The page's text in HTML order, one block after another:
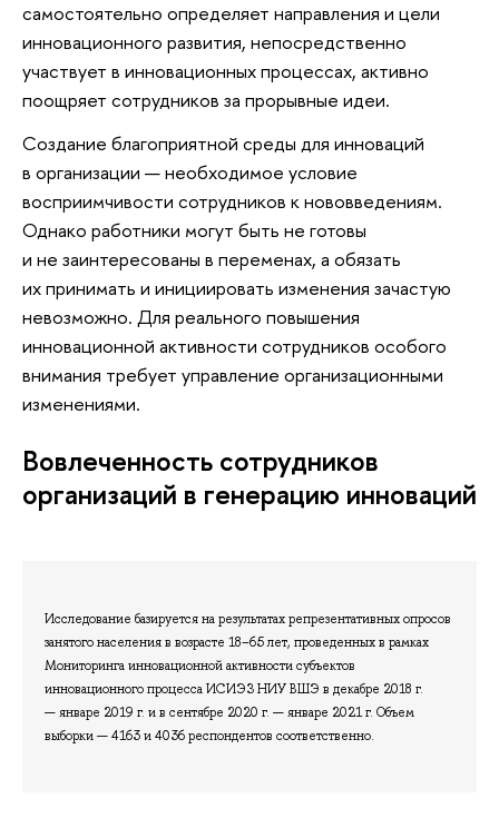
самостоятельно определяет направления и цели
инновационного развития, непосредственно
участвует в инновационных процессах, активно
поощряет сотрудников за прорывные идеи.
Создание благоприятной среды для инноваций
в организации — необходимое условие
восприимчивости сотрудников к нововведениям.
Однако работники могут быть не готовы
и не заинтересованы в переменах, а обязать
их принимать и инициировать изменения зачастую
невозможно. Для реального повышения
инновационной активности сотрудников особого
внимания требует управление организационными
изменениями.
Вовлеченность сотрудников
организаций в генерацию инноваций
Исследование базируется на результатах репрезентативных опросов
занятого населения в возрасте 18–65 лет, проведенных в рамках
Мониторинга инновационной активности субъектов
инновационного процесса ИСИЭЗ НИУ ВШЭ в декабре 2018 г.
— январе 2019 г. и в сентябре 2020 г. — январе 2021 г. Объем
выборки — 4163 и 4036 респондентов соответственно.